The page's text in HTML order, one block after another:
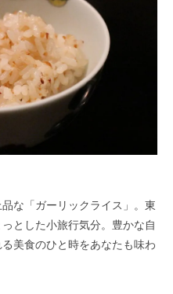
な「ガーリックライス」。東
とした小旅行気分。豊かな自
美食のひと時をあなたも味わ